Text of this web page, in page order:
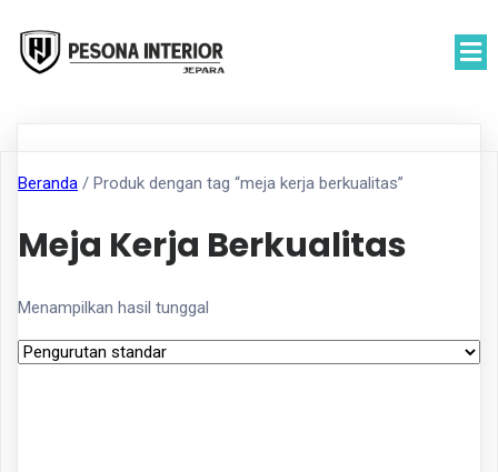
Beranda / Produk dengan tag “meja kerja berkualitas”
Meja Kerja Berkualitas
Menampilkan hasil tunggal